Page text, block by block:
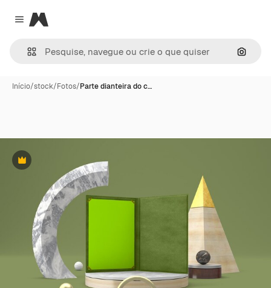
Close menu
Magnific
Início/stock/Fotos/Parte dianteira do c…
Premium